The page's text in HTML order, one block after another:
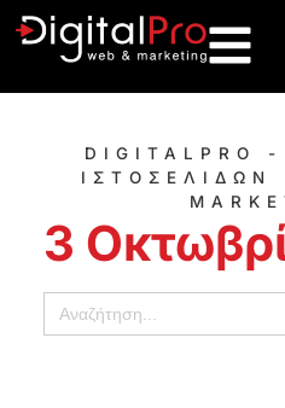
DIGITALPRO
ΙΣΤΟΣΕΛΙΔΩΝ
3
Αναζήτηση
για: